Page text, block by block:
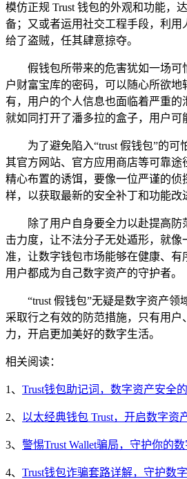
模仿正规 Trust 钱包的外观和功能，
备；又或者运用社交工程手段，利
给了盗贼，任其肆意掠夺。
假钱包所带来的危害犹如一场
户财富宝库的密码，可以随心所欲
有，用户的个人信息也面临着严重
就如同打开了潘多拉的盒子，用户可
为了避免陷入“trust 假钱包”的
其官方网站、官方应用商店等可靠
精心布置的诱饵，要像一位严谨的
样，以获取最新的安全补丁和功能改
除了用户自身要全力以赴提高
击力度，让不法分子无处遁形，就
准，让数字钱包市场能够在健康、
用户都成为自己数字资产的守护者。
“trust 假钱包”无疑是数字资产
采取行之有效的防范措施，只有用
力，开启更加美好的数字生活。
相关阅读：
1、 Trust钱包助记词，数字资产安全
2、 以太经典钱包 Trust，开启数字资
3、 警惕Trust Wallet骗局，守护你的
4、 Trust钱包诈骗套路详解，守护数